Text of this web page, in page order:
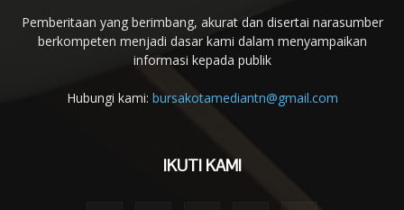
Pemberitaan yang berimbang, akurat dan disertai narasumber
berkompeten menjadi dasar kami dalam menyampaikan
informasi kepada publik
Hubungi kami: bursakotamediantn@gmail.com
IKUTI KAMI